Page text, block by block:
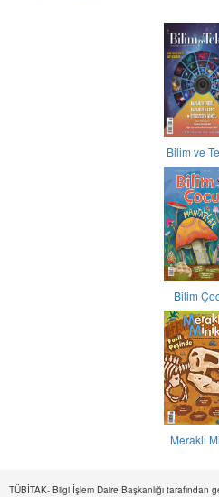
Bilim ve
Bilim
Meraklı
TÜBİTAK- Bilgi İşlem Daire Başkanlığı tarafından